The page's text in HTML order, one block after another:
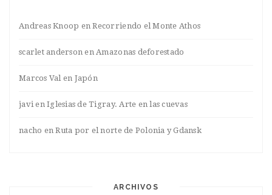
Andreas Knoop enRecorriendo el Monte Athos
scarlet anderson enAmazonas deforestado
Marcos Valen Japón
javienIglesias de Tigray. Arte en las cuevas
nacho enRuta por el norte de Polonia y Gdansk
ARCHIVOS